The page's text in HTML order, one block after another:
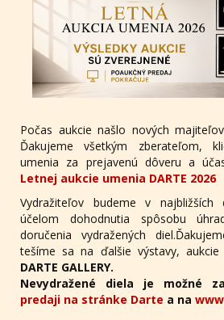
Počas aukcie našlo nových majiteľov
Ďakujeme všetkým zberateľom,
umenia za prejavenú dôveru a
Letnej aukcie umenia DARTE 2026
Vydražiteľov budeme v
účelom dohodnutia spôsobu
doručenia vydražených
tešíme sa na ďalšie výstavy,
DARTE GALLERY.
Nevydražené diela je možné
predaji na stránke Darte a na